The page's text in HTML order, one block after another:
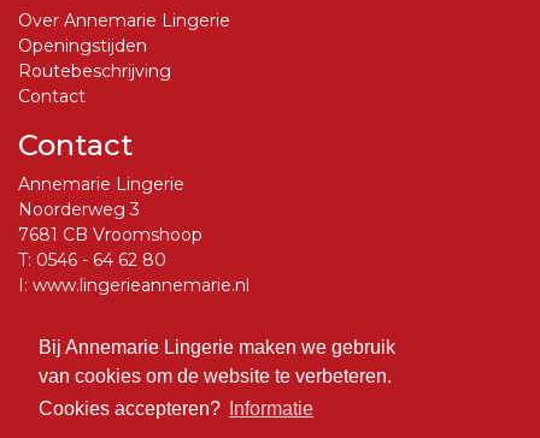
Bij Annemarie Lingerie maken we gebruik
van cookies om de website te verbeteren.
Cookies accepteren?
Informatie
Over Annemarie Lingerie
Openingstijden
Routebeschrijving
Contact
Contact
Annemarie Lingerie
Noorderweg 3
7681 CB Vroomshoop
T: 0546 - 64 62 80
I: www.lingerieannemarie.nl
Social Media
Volg ons op Facebook